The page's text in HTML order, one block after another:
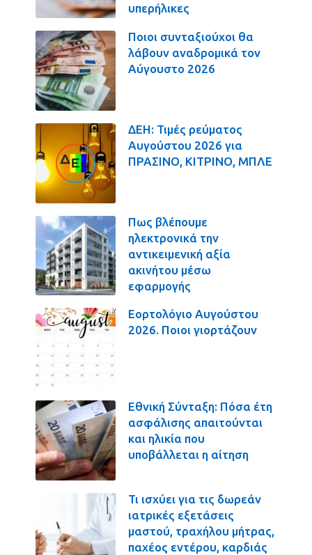
υπερήλικες
Ποιοι συνταξιούχοι θα
λάβουν αναδρομικά τον
Αύγουστο 2026
ΔΕΗ: Τιμές ρεύματος
Αυγούστου 2026 για
ΠΡΑΣΙΝΟ, ΚΙΤΡΙΝΟ, ΜΠΛΕ
Πως βλέπουμε
ηλεκτρονικά την
αντικειμενική αξία
ακινήτου μέσω
εφαρμογής
Εορτολόγιο Αυγούστου
2026. Ποιοι γιορτάζουν
Εθνική Σύνταξη: Πόσα έτη
ασφάλισης απαιτούνται
και ηλικία που
υποβάλλεται η αίτηση
Τι ισχύει για τις δωρεάν
ιατρικές εξετάσεις
μαστού, τραχήλου μήτρας,
παχέος εντέρου, καρδιάς